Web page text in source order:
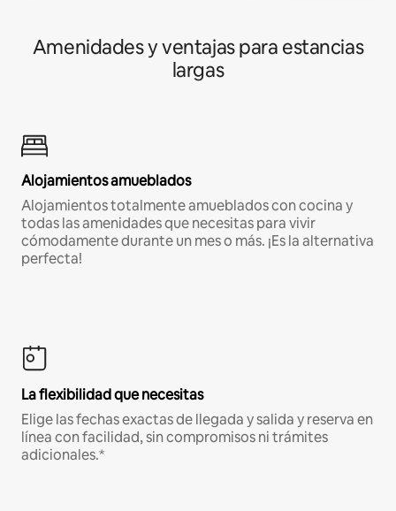
Amenidades y ventajas para estancias
largas
Alojamientos amueblados
Alojamientos totalmente amueblados con cocina y
todas las amenidades que necesitas para vivir
cómodamente durante un mes o más. ¡Es la alternativa
perfecta!
La flexibilidad que necesitas
Elige las fechas exactas de llegada y salida y reserva en
línea con facilidad, sin compromisos ni trámites
adicionales.*